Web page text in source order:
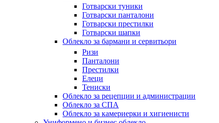
Готварски туники
Готварски панталони
Готварски престилки
Готварски шапки
Облекло за бармани и сервитьори
Ризи
Панталони
Престилки
Елеци
Тениски
Облекло за рецепции и администрации
Облекло за СПА
Облекло за камериерки и хигиенисти